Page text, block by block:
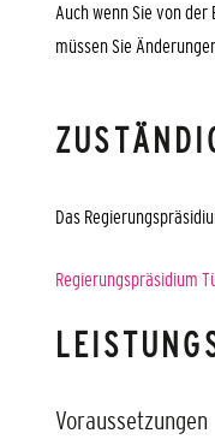
Auch wenn Sie von
müssen Sie
Das
Regierungspräsidium
Voraussetzungen